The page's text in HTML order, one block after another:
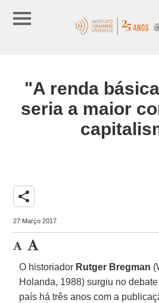
"A renda
seria a maior
share
27 Março 2017
O historiador Rutger Bregman
Holanda, 1988) surgiu no
país há três anos com a